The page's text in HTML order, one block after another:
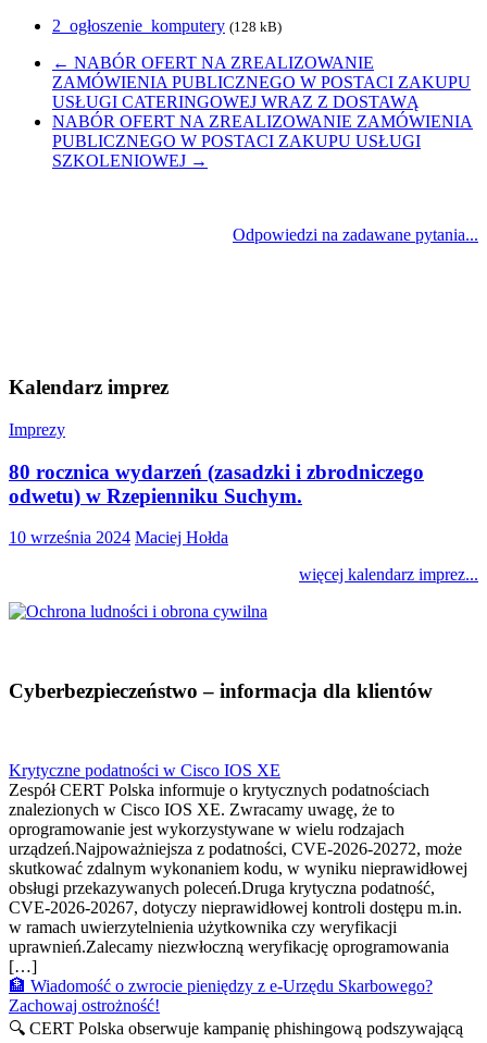
2_ogłoszenie_komputery (128 kB)
← NABÓR OFERT NA ZREALIZOWANIE
ZAMÓWIENIA PUBLICZNEGO W POSTACI ZAKUPU
USŁUGI CATERINGOWEJ WRAZ Z DOSTAWĄ
NABÓR OFERT NA ZREALIZOWANIE ZAMÓWIENIA
PUBLICZNEGO W POSTACI ZAKUPU USŁUGI
SZKOLENIOWEJ →
Odpowiedzi na zadawane pytania...
Kalendarz imprez
Imprezy
80 rocznica wydarzeń (zasadzki i zbrodniczego
odwetu) w Rzepienniku Suchym.
10 września 2024 Maciej Hołda
więcej kalendarz imprez...
Cyberbezpieczeństwo – informacja dla klientów
Krytyczne podatności w Cisco IOS XE
Zespół CERT Polska informuje o krytycznych podatnościach
znalezionych w Cisco IOS XE. Zwracamy uwagę, że to
oprogramowanie jest wykorzystywane w wielu rodzajach
urządzeń.Najpoważniejsza z podatności, CVE-2026-20272, może
skutkować zdalnym wykonaniem kodu, w wyniku nieprawidłowej
obsługi przekazywanych poleceń.Druga krytyczna podatność,
CVE-2026-20267, dotyczy nieprawidłowej kontroli dostępu m.in.
w ramach uwierzytelnienia użytkownika czy weryfikacji
uprawnień.Zalecamy niezwłoczną weryfikację oprogramowania
[…]
🏦 Wiadomość o zwrocie pieniędzy z e-Urzędu Skarbowego?
Zachowaj ostrożność!
🔍 CERT Polska obserwuje kampanię phishingową podszywającą